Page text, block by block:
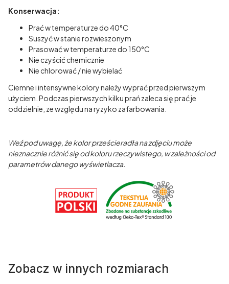
Konserwacja:
Prać w temperaturze do 40°C
Suszyć w stanie rozwieszonym
Prasować w temperaturze do 150°C
Nie czyścić chemicznie
Nie chlorować / nie wybielać
Ciemne i intensywne kolory należy wyprać przed pierwszym
użyciem. Podczas pierwszych kilku prań zaleca się prać je
oddzielnie, ze względu na ryzyko zafarbowania.
Weź pod uwagę, że kolor prześcieradła na zdjęciu może
nieznacznie różnić się od koloru rzeczywistego, w zależności od
parametrów danego wyświetlacza.
Zobacz w innych rozmiarach